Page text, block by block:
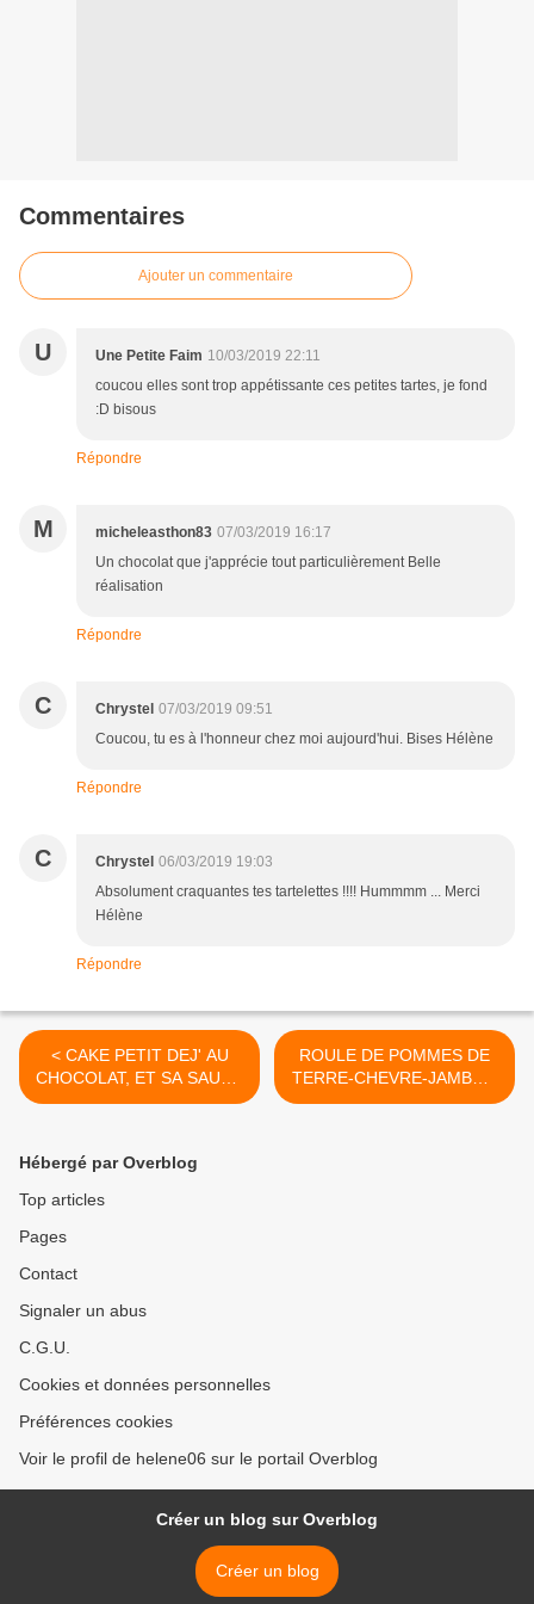
Commentaires
Ajouter un commentaire
U Une Petite Faim 10/03/2019 22:11
coucou elles sont trop appétissante ces petites tartes, je fond
:D bisous
Répondre
M micheleasthon83 07/03/2019 16:17
Un chocolat que j'apprécie tout particulièrement Belle
réalisation
Répondre
C Chrystel 07/03/2019 09:51
Coucou, tu es à l'honneur chez moi aujourd'hui. Bises Hélène
Répondre
C Chrystel 06/03/2019 19:03
Absolument craquantes tes tartelettes !!!! Hummmm ... Merci
Hélène
Répondre
< CAKE PETIT DEJ' AU
CHOCOLAT, ET SA SAUCE
CHOCO (WW)
ROULE DE POMMES DE
TERRE-CHEVRE-JAMBON
(WW) >
Hébergé par Overblog
Top articles
Pages
Contact
Signaler un abus
C.G.U.
Cookies et données personnelles
Préférences cookies
Voir le profil de helene06 sur le portail Overblog
Créer un blog sur Overblog
Créer un blog